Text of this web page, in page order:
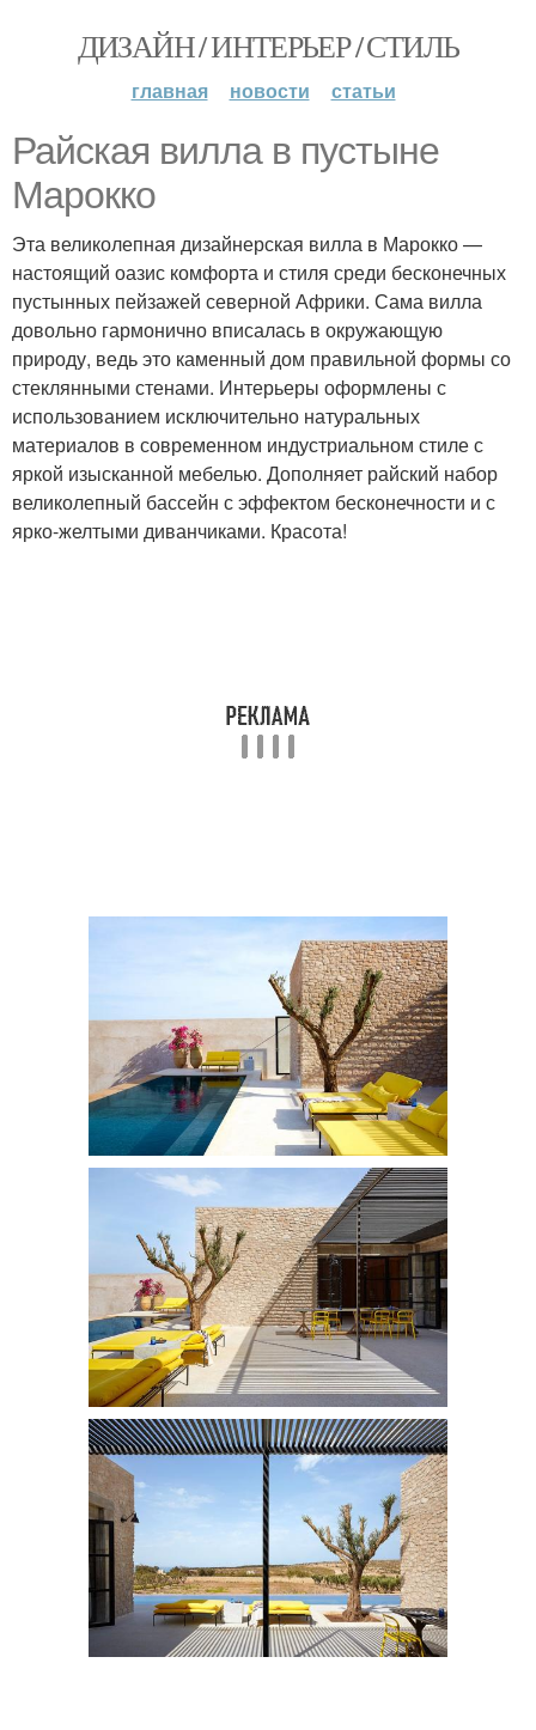
ДИЗАЙН / ИНТЕРЬЕР / СТИЛЬ
главная новости статьи
Райская вилла в пустыне
Марокко
Эта великолепная дизайнерская вилла в Марокко —
настоящий оазис комфорта и стиля среди бесконечных
пустынных пейзажей северной Африки. Сама вилла
довольно гармонично вписалась в окружающую
природу, ведь это каменный дом правильной формы со
стеклянными стенами. Интерьеры оформлены с
использованием исключительно натуральных
материалов в современном индустриальном стиле с
яркой изысканной мебелью. Дополняет райский набор
великолепный бассейн с эффектом бесконечности и с
ярко-желтыми диванчиками. Красота!